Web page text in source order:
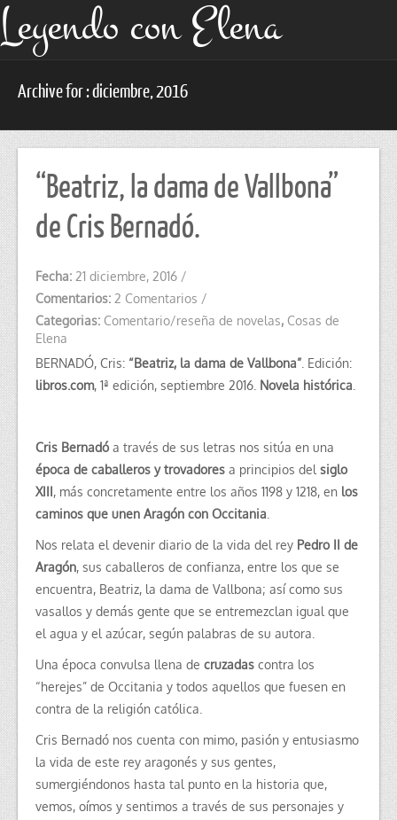
Leyendo con Elena
Archive for : diciembre, 2016
“Beatriz, la dama de Vallbona”
de Cris Bernadó.
Fecha: 21 diciembre, 2016 /
Comentarios: 2 Comentarios /
Categorias: Comentario/reseña de novelas, Cosas de
Elena
BERNADÓ, Cris: “Beatriz, la dama de Vallbona” . Edición:
libros.com, 1ª edición, septiembre 2016. Novela histórica
Cris Bernadó a través de sus letras nos sitúa en una
época de caballeros y trovadores a principios del siglo
XIII, más concretamente entre los años 1198 y 1218, en los
caminos que unen Aragón con Occitania
Nos relata el devenir diario de la vida del rey Pedro II de
Aragón, sus caballeros de confianza, entre los que se
encuentra, Beatriz, la dama de Vallbona; así como sus
vasallos y demás gente que se entremezclan igual que
el agua y el azúcar, según palabras de su autora.
Una época convulsa llena de cruzadas contra los
“herejes” de Occitania y todos aquellos que fuesen en
contra de la religión católica.
Cris Bernadó nos cuenta con mimo, pasión y entusiasmo
la vida de este rey aragonés y sus gentes,
sumergiéndonos hasta tal punto en la historia que,
vemos, oímos y sentimos a través de sus personajes y